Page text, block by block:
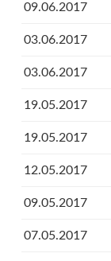
09.06.2017
03.06.2017
03.06.2017
19.05.2017
19.05.2017
12.05.2017
09.05.2017
07.05.2017